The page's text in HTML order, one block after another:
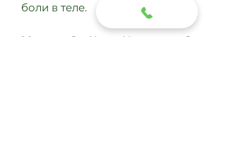
боли в теле.
Мантра:
Ом Хрим Намах или Ом